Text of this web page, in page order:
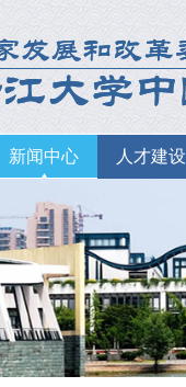
新闻中心 人才建设